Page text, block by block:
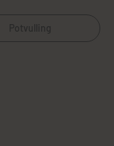
Potvulling